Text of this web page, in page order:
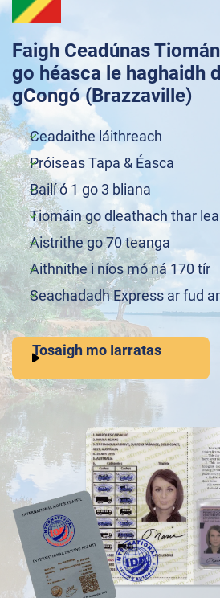
Faigh Ceadúnas
go héasca le haghaidh
gCongó (Brazzaville)
Ceadaithe láithreach
Próiseas Tapa & Éasca
Bailí ó 1 go 3 bliana
Tiomáin go dleathach thar
Aistrithe go 70 teanga
Aithnithe i níos mó ná 170 tír
Seachadadh Express ar fud
Tosaigh mo Iarratas